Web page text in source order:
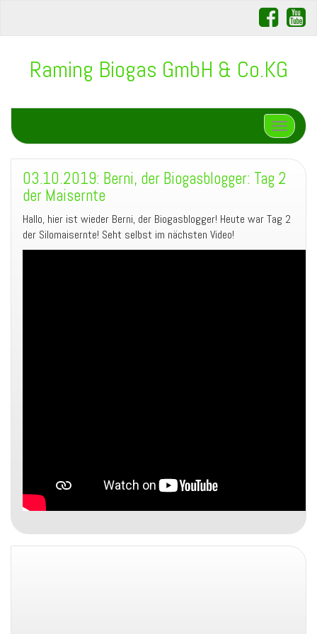
Raming Biogas GmbH & Co.KG
Schalte
03.10.2019: Berni, der Biogasblogger: Tag 2
der Maisernte
Hallo, hier ist wieder Berni, der Biogasblogger! Heute war Tag 2
der Silomaisernte! Seht selbst im nächsten Video!